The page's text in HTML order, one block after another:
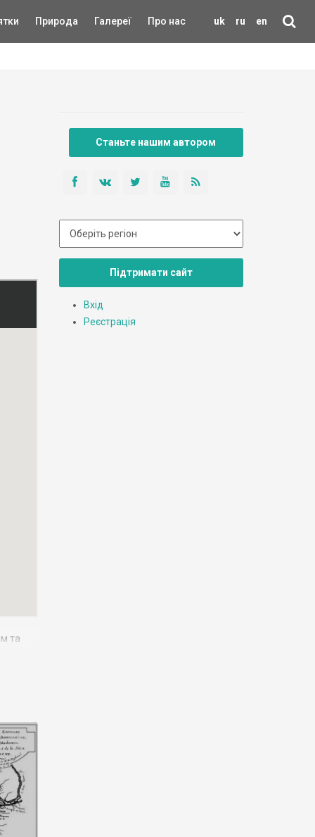
uk ru en
Природа Галереї Про нас
та
Станьте нашим автором
Підтримати сайт
Вхід
Реєстрація